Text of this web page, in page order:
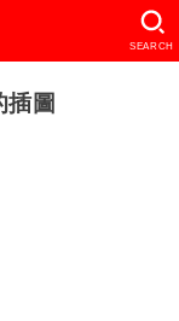
SEARCH
插圖